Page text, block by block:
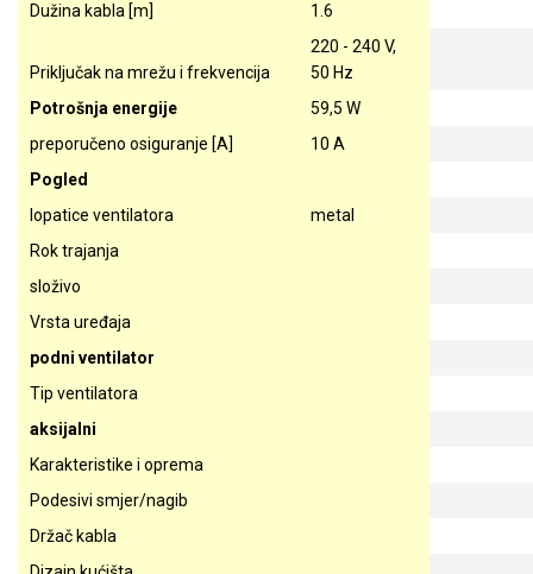
Dužina kabla [m]
1.6
Priključak na mrežu i frekvencija
220 - 240 V,
50 Hz
Potrošnja energije
59,5 W
preporučeno osiguranje [A]
10 A
Pogled
lopatice ventilatora
metal
Rok trajanja
složivo
Vrsta uređaja
podni ventilator
Tip ventilatora
aksijalni
Karakteristike i oprema
Podesivi smjer/nagib
Držač kabla